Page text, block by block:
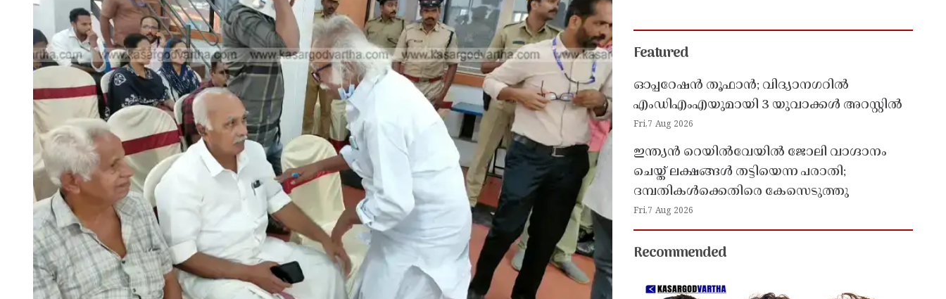
Featured
ഓപ്പറേഷൻ തൂഫാൻ; വിദ്യാനഗറിൽ
എംഡിഎംഎയുമായി 3 യുവാക്കൾ അറസ്റ്റിൽ
Fri,7 Aug 2026
ഇന്ത്യൻ റെയിൽവേയിൽ ജോലി വാഗ്ദാനം
ചെയ്ത് ലക്ഷങ്ങൾ തട്ടിയെന്ന പരാതി;
ദമ്പതികൾക്കെതിരെ കേസെടുത്തു
Fri,7 Aug 2026
Recommended